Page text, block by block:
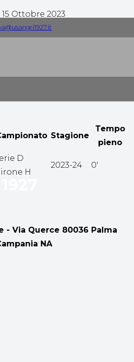
15 Ottobre 2023
Stagione
Tempo
pieno
D
H
2023-24 0'
- Via Querce 80036 Palma
NA